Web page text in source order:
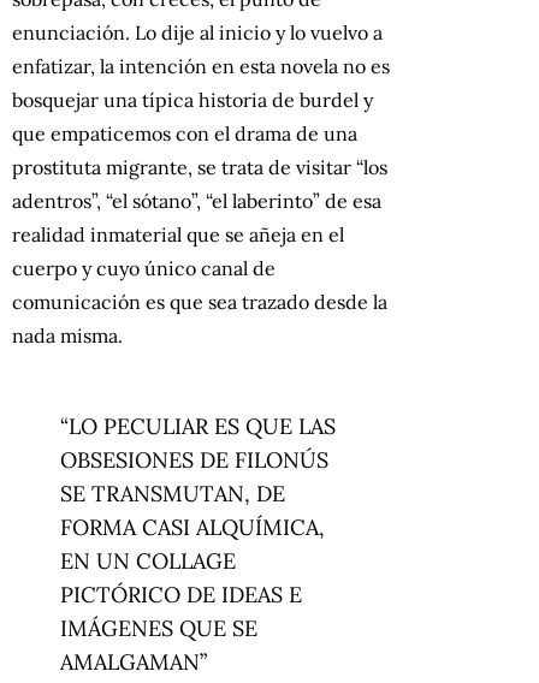
enunciación. Lo dije al inicio y lo vuelvo a
enfatizar, la intención en esta novela no es
bosquejar una típica historia de burdel y
que empaticemos con el drama de una
prostituta migrante, se trata de visitar “los
adentros”, “el sótano”, “el laberinto” de esa
realidad inmaterial que se añeja en el
cuerpo y cuyo único canal de
comunicación es que sea trazado desde la
nada misma.
“LO PECULIAR ES QUE LAS
OBSESIONES DE FILONÚS
SE TRANSMUTAN, DE
FORMA CASI ALQUÍMICA,
EN UN COLLAGE
PICTÓRICO DE IDEAS E
IMÁGENES QUE SE
AMALGAMAN”